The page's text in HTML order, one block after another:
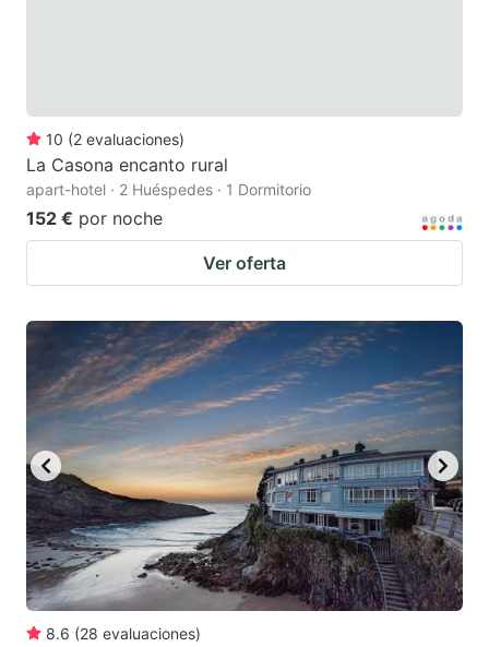
10 (2 evaluaciones)
La Casona encanto rural
apart-hotel · 2 Huéspedes · 1 Dormitorio
152 € por noche
Ver oferta
8.6 (28 evaluaciones)